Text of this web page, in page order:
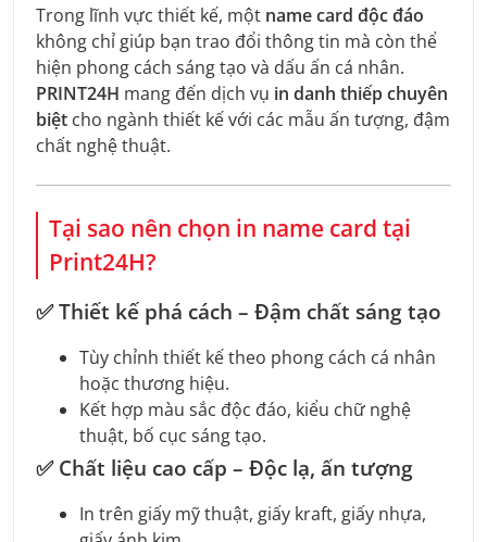
Trong lĩnh vực thiết kế, một name card độc đáo
không chỉ giúp bạn trao đổi thông tin mà còn thể
hiện phong cách sáng tạo và dấu ấn cá nhân.
PRINT24H mang đến dịch vụ in danh thiếp chuyên
biệt cho ngành thiết kế với các mẫu ấn tượng, đậm
chất nghệ thuật.
Tại sao nên chọn in name card tại
Print24H?
✅Thiết kế phá cách – Đậm chất sáng tạo
Tùy chỉnh thiết kế theo phong cách cá nhân
hoặc thương hiệu.
Kết hợp màu sắc độc đáo, kiểu chữ nghệ
thuật, bố cục sáng tạo.
✅Chất liệu cao cấp – Độc lạ, ấn tượng
In trên giấy mỹ thuật, giấy kraft, giấy nhựa,